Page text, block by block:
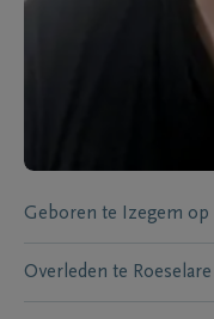
Geboren te Izegem op
Overleden te Roeselare